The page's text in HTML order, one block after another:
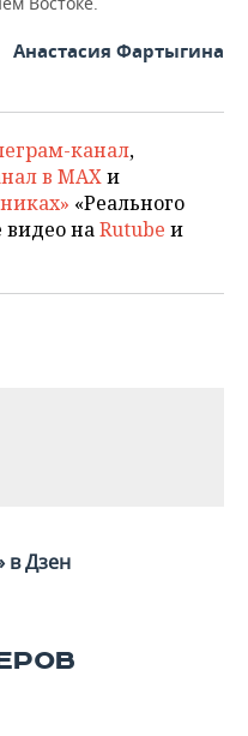
Анастасия Фартыгина
канал,
в MAXи
«Реального
наRutube и
в Дзен